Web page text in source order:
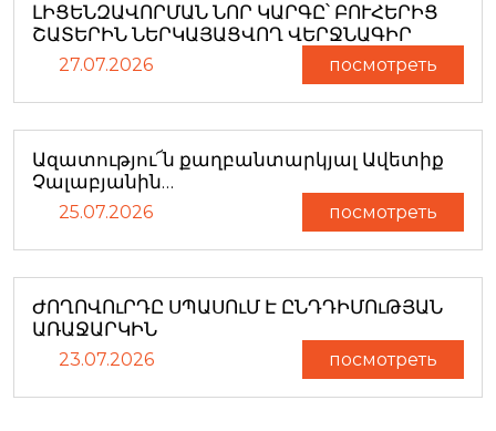
ԼԻՑԵՆԶԱՎՈՐՄԱՆ ՆՈՐ ԿԱՐԳԸ՝ ԲՈՒՀԵՐԻՑ
ՇԱՏԵՐԻՆ ՆԵՐԿԱՅԱՑՎՈՂ ՎԵՐՋՆԱԳԻՐ
27.07.2026 посмотреть
Ազատությու՜ն քաղբանտարկյալ Ավետիք
Չալաբյանին…
25.07.2026 посмотреть
ԺՈՂՈՎՈւՐԴԸ ՍՊԱՍՈւՄ Է ԸՆԴԴԻՄՈւԹՅԱՆ
ԱՌԱՋԱՐԿԻՆ
23.07.2026 посмотреть